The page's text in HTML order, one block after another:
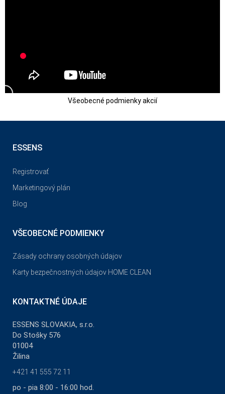
Všeobecné podmienky akcií
ESSENS
Registrovať
Marketingový plán
Blog
VŠEOBECNÉ PODMIENKY
Zásady ochrany osobných údajov
Karty bezpečnostných údajov HOME CLEAN
KONTAKTNÉ ÚDAJE
ESSENS SLOVAKIA, s.r.o.
Do Stošky 576
01004
Žilina
+421 41 555 72 11
po - pia 8:00 - 16:00 hod.